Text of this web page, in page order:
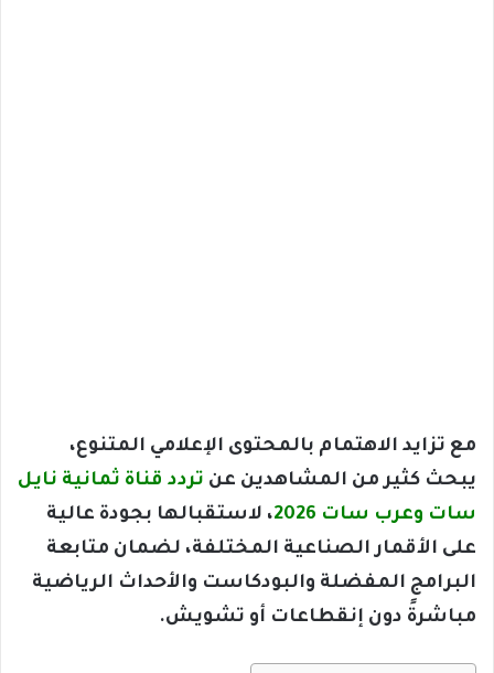
مع تزايد الاهتمام بالمحتوى الإعلامي المتنوع،
يبحث كثير من المشاهدين عن تردد قناة ثمانية نايل
سات وعرب سات 2026
، لاستقبالها بجودة عالية
على الأقمار الصناعية المختلفة، لضمان متابعة
البرامج المفضلة والبودكاست والأحداث الرياضية
مباشرةً دون إنقطاعات أو تشويش.